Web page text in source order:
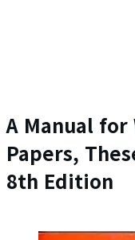
A Manual for
Papers,
8th Edition